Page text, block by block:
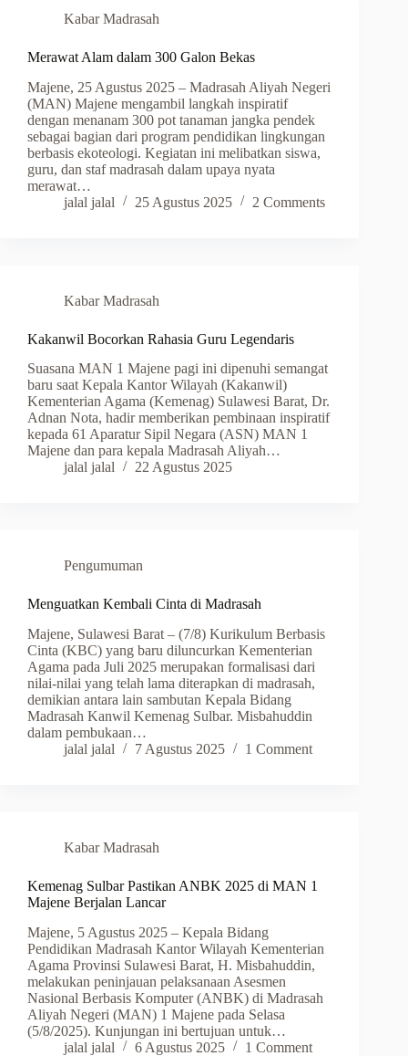
Kabar Madrasah
Merawat Alam dalam 300 Galon Bekas
Majene, 25 Agustus 2025 – Madrasah Aliyah Negeri
(MAN) Majene mengambil langkah inspiratif
dengan menanam 300 pot tanaman jangka pendek
sebagai bagian dari program pendidikan lingkungan
berbasis ekoteologi. Kegiatan ini melibatkan siswa,
guru, dan staf madrasah dalam upaya nyata
merawat…
jalal jalal
25 Agustus 2025 2 Comments
Kabar Madrasah
Kakanwil Bocorkan Rahasia Guru Legendaris
Suasana MAN 1 Majene pagi ini dipenuhi semangat
baru saat Kepala Kantor Wilayah (Kakanwil)
Kementerian Agama (Kemenag) Sulawesi Barat, Dr.
Adnan Nota, hadir memberikan pembinaan inspiratif
kepada 61 Aparatur Sipil Negara (ASN) MAN 1
Majene dan para kepala Madrasah Aliyah…
jalal jalal
22 Agustus 2025
Pengumuman
Menguatkan Kembali Cinta di Madrasah
Majene, Sulawesi Barat – (7/8) Kurikulum Berbasis
Cinta (KBC) yang baru diluncurkan Kementerian
Agama pada Juli 2025 merupakan formalisasi dari
nilai-nilai yang telah lama diterapkan di madrasah,
demikian antara lain sambutan Kepala Bidang
Madrasah Kanwil Kemenag Sulbar. Misbahuddin
dalam pembukaan…
jalal jalal
7 Agustus 2025 1 Comment
Kabar Madrasah
Kemenag Sulbar Pastikan ANBK 2025 di MAN 1
Majene Berjalan Lancar
Majene, 5 Agustus 2025 – Kepala Bidang
Pendidikan Madrasah Kantor Wilayah Kementerian
Agama Provinsi Sulawesi Barat, H. Misbahuddin,
melakukan peninjauan pelaksanaan Asesmen
Nasional Berbasis Komputer (ANBK) di Madrasah
Aliyah Negeri (MAN) 1 Majene pada Selasa
(5/8/2025). Kunjungan ini bertujuan untuk…
jalal jalal
6 Agustus 2025 1 Comment